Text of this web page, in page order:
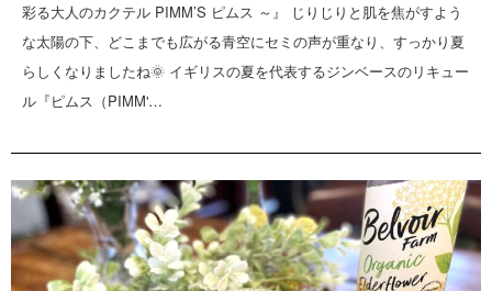
彩る大人のカクテル PIMM’S ピムス ～』 じりじりと肌を焦がすよう
な太陽の下、どこまでも広がる青空にセミの声が重なり、すっかり夏
らしくなりましたね🌞 イギリスの夏を代表するジンベースのリキュー
ル『ピムス（PIMM'…